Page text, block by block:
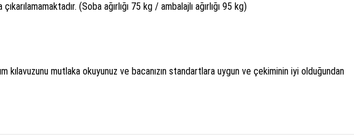
(Soba ağırlığı 75 kg / ambalajlı ağırlığı 95 kg)
kılavuzunu mutlaka okuyunuz ve bacanızın standartlara uygun ve çekiminin iyi olduğundan